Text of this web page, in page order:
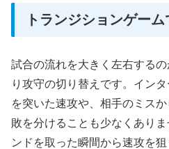
トランジションゲーム
試合の流れを大きく左右する
り攻守の切り替えです。イン
を突いた速攻や、相手のミス
敗を分けることも少なくあり
ンドを取った瞬間から速攻を